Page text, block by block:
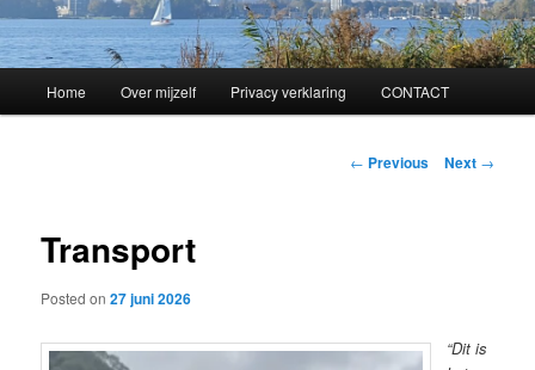
Skip
content
Home Over mijzelf Privacy verklaring CONTACT
Post
← Previous Next →
Transport
Posted on27 juni 2026
“Dit is